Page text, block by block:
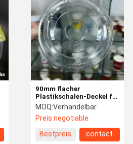
90mm flacher
Plastikschalen-Deckel für
kalte Trinkbecher-
transparentes
hitzebeständiges
MOQ:Verhandelbar
Preis:negotiable
Bestpreis
contact